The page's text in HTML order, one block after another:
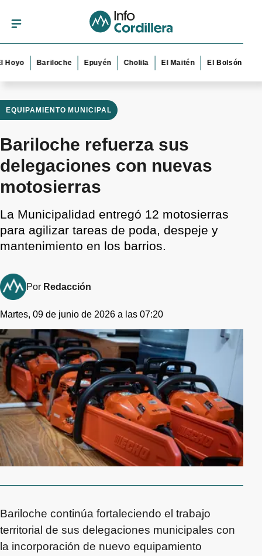
Bariloche Epuyén Cholila El Maitén El Bolsón Esquel
EQUIPAMIENTO MUNICIPAL
Bariloche refuerza sus
delegaciones con nuevas
motosierras
La Municipalidad entregó 12 motosierras
para agilizar tareas de poda, despeje y
mantenimiento en los barrios.
Por Redacción
Martes, 09 de junio de 2026 a las 07:20
Bariloche continúa fortaleciendo el trabajo
territorial de sus delegaciones municipales con
la incorporación de nuevo equipamiento